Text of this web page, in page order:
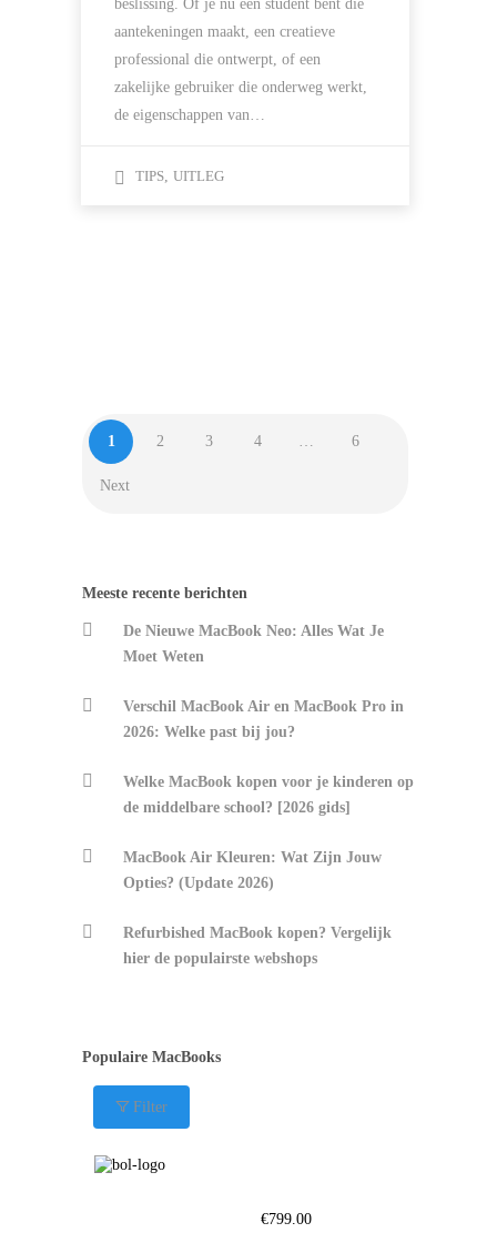
beslissing. Of je nu een student bent die
aantekeningen maakt, een creatieve
professional die ontwerpt, of een
zakelijke gebruiker die onderweg werkt,
de eigenschappen van…
TIPS, UITLEG
1 2 3 4 6
Next
Meeste recente berichten
De Nieuwe MacBook Neo: Alles Wat Je
Moet Weten
Verschil MacBook Air en MacBook Pro in
2026: Welke past bij jou?
Welke MacBook kopen voor je kinderen op
de middelbare school? [2026 gids]
MacBook Air Kleuren: Wat Zijn Jouw
Opties? (Update 2026)
Refurbished MacBook kopen? Vergelijk
hier de populairste webshops
Populaire MacBooks
Filter
€799.00